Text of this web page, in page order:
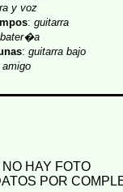
y voz
: guitarra
bater�a
: guitarra bajo
amigo
NO HAY FOTO
POR